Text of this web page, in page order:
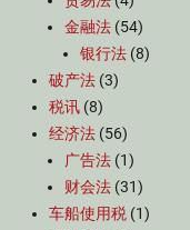
金融法 (54)
银行法 (8)
破产法 (3)
税讯 (8)
经济法 (56)
广告法 (1)
财会法 (31)
车船使用税 (1)